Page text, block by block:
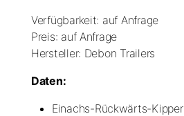
Verfügbarkeit: auf Anfrage
Preis: auf Anfrage
Hersteller: Debon Trailers
Daten:
Einachs-Rückwärts-Kipper